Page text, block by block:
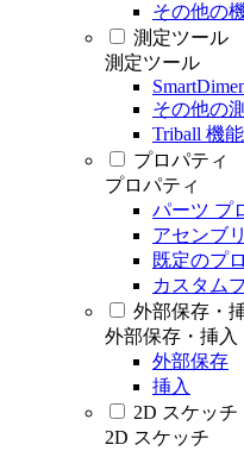
その他の
測定ツール
測定ツール
その他の
Triball 機
プロパティ
プロパティ
パーツ プ
アセンブ
既定のプ
カスタム
外部保存・
外部保存・挿入
外部保存
挿入
2D スケッチ
2D スケッチ